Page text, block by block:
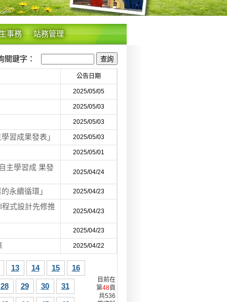
事務 站務管理
鍵字：
公告日期
2025/05/05
2025/05/03
2025/05/03
習成果發表」 2025/05/03
2025/05/01
主學習成 果發
2025/04/24
永續循環」 2025/04/23
式設計先修推
2025/04/23
2025/04/23
2025/04/22
13 14 15 16
28 29 30 31
目前在
第48頁
共536